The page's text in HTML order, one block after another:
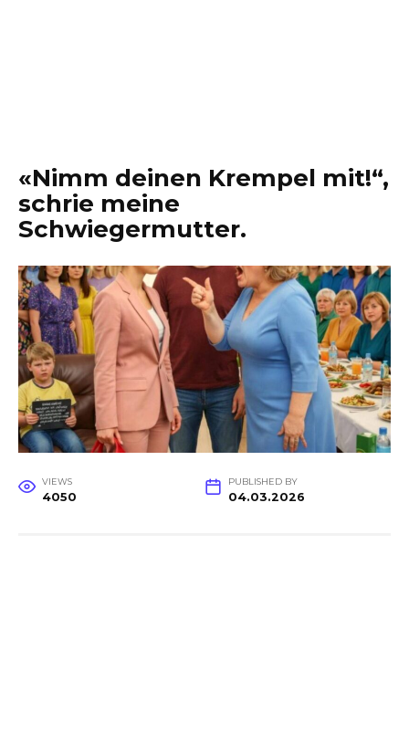
«Nimm deinen Krempel mit!“,
schrie meine
Schwiegermutter.
VIEWS
4050
PUBLISHED BY
04.03.2026